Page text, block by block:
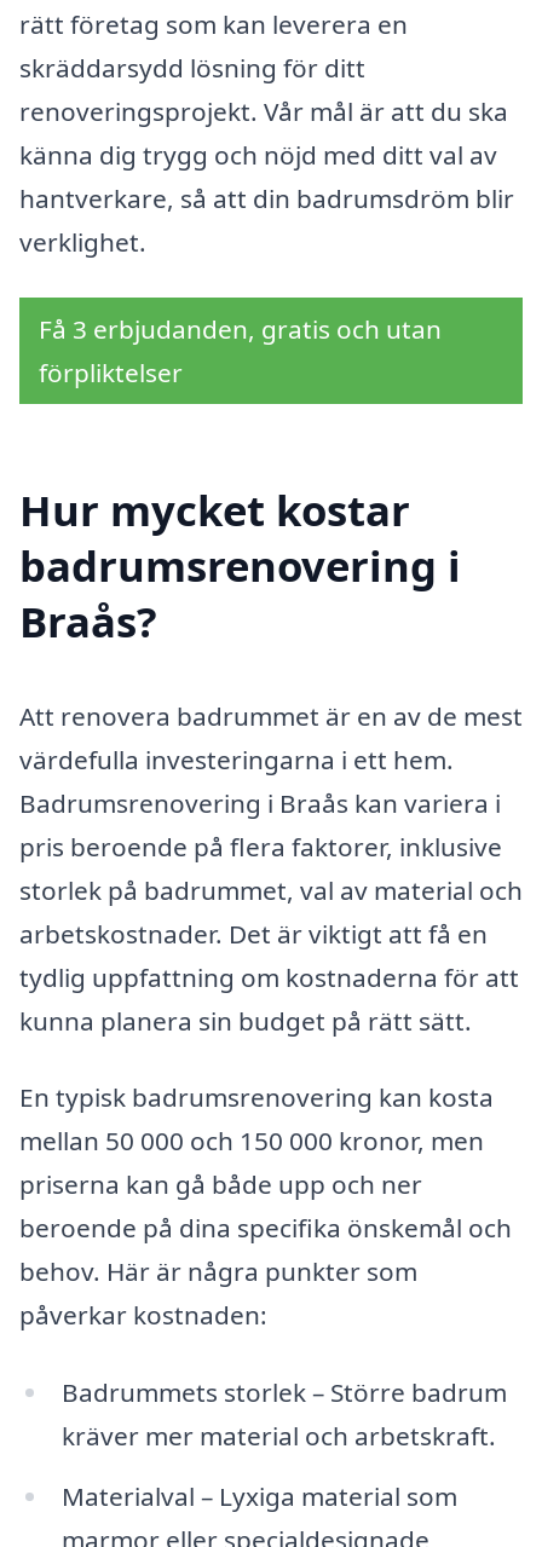
rätt företag som kan leverera en
skräddarsydd lösning för ditt
renoveringsprojekt. Vår mål är att du ska
känna dig trygg och nöjd med ditt val av
hantverkare, så att din badrumsdröm blir
verklighet.
Få 3 erbjudanden, gratis och utan
förpliktelser
Hur mycket kostar
badrumsrenovering i
Braås?
Att renovera badrummet är en av de mest
värdefulla investeringarna i ett hem.
Badrumsrenovering i Braås kan variera i
pris beroende på flera faktorer, inklusive
storlek på badrummet, val av material och
arbetskostnader. Det är viktigt att få en
tydlig uppfattning om kostnaderna för att
kunna planera sin budget på rätt sätt.
En typisk badrumsrenovering kan kosta
mellan 50 000 och 150 000 kronor, men
priserna kan gå både upp och ner
beroende på dina specifika önskemål och
behov. Här är några punkter som
påverkar kostnaden:
Badrummets storlek – Större badrum
kräver mer material och arbetskraft.
Materialval – Lyxiga material som
marmor eller specialdesignade